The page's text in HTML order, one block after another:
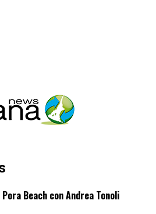
Beach con Andrea Tonoli